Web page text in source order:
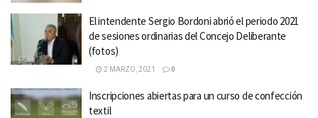
El intendente Sergio Bordoni abrió el periodo 2021
de sesiones ordinarias del Concejo Deliberante
(fotos)
2 MARZO, 2021 0
Inscripciones abiertas para un curso de confección
textil